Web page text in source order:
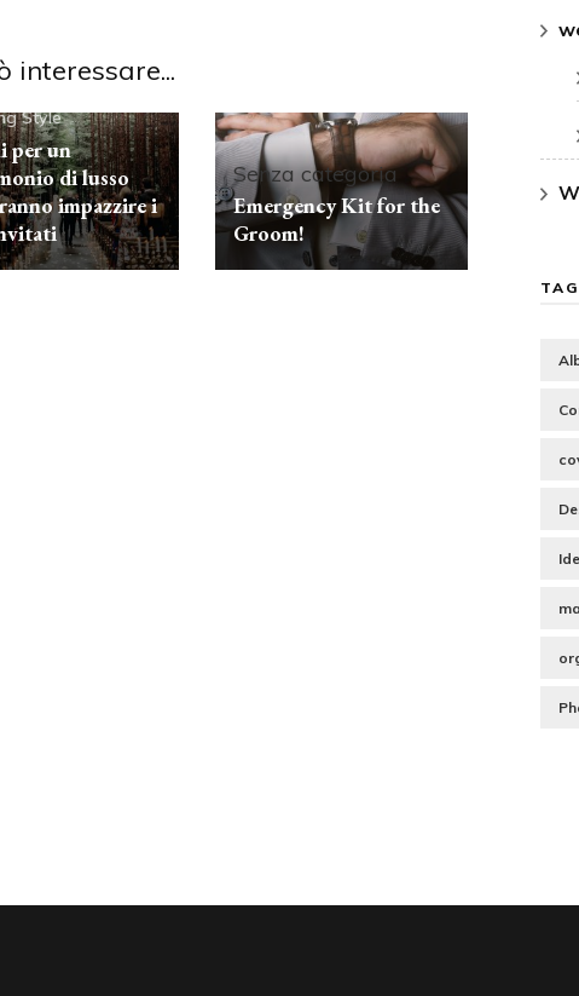
interessare...
Style
per un
di lusso
impazzire i
Senza categoria
Emergency Kit for the
Groom!
TAG